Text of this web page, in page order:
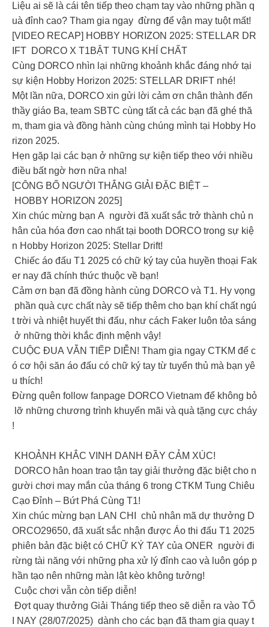
Liệu ai sẽ là cái tên tiếp theo chạm tay vào những phần q
uà đỉnh cao? Tham gia ngay đừng để vận may tuột mất!
[VIDEO RECAP] HOBBY HORIZON 2025: STELLAR DR
IFT DORCO X T1BẬT TUNG KHÍ CHẤT
Cùng DORCO nhìn lại những khoảnh khắc đáng nhớ tại
sự kiện Hobby Horizon 2025: STELLAR DRIFT nhé!
Một lần nữa, DORCO xin gửi lời cảm ơn chân thành đến
thầy giáo Ba, team SBTC cùng tất cả các bạn đã ghé thă
m, tham gia và đồng hành cùng chúng mình tại Hobby Ho
rizon 2025.
Hẹn gặp lại các bạn ở những sự kiện tiếp theo với nhiều
điều bất ngờ hơn nữa nha!
[CÔNG BỐ NGƯỜI THẮNG GIẢI ĐẶC BIỆT –
HOBBY HORIZON 2025]
Xin chúc mừng bạn A người đã xuất sắc trở thành chủ n
hân của hóa đơn cao nhất tại booth DORCO trong sự kiệ
n Hobby Horizon 2025: Stellar Drift!
Chiếc áo đấu T1 2025 có chữ ký tay của huyền thoại Fak
er nay đã chính thức thuộc về bạn!
Cảm ơn bạn đã đồng hành cùng DORCO và T1. Hy vọng
phần quà cực chất này sẽ tiếp thêm cho bạn khí chất ngú
t trời và nhiệt huyết thi đấu, như cách Faker luôn tỏa sáng
ở những thời khắc định mệnh vậy!
CUỘC ĐUA VẪN TIẾP DIỄN! Tham gia ngay CTKM để c
ó cơ hội săn áo đấu có chữ ký tay từ tuyển thủ mà bạn yê
u thích!
Đừng quên follow fanpage DORCO Vietnam để không bỏ
lỡ những chương trình khuyến mãi và quà tặng cực cháy
!
KHOẢNH KHẮC VINH DANH ĐẦY CẢM XÚC!
DORCO hân hoan trao tận tay giải thưởng đặc biệt cho n
gười chơi may mắn của tháng 6 trong CTKM Tung Chiêu
Cạo Đỉnh – Bứt Phá Cùng T1!
Xin chúc mừng bạn LAN CHI chủ nhân mã dự thưởng D
ORCO29650, đã xuất sắc nhận được Áo thi đấu T1 2025
phiên bản đặc biệt có CHỮ KÝ TAY của ONER người đi
rừng tài năng với những pha xử lý đỉnh cao và luôn góp p
hần tạo nên những màn lật kèo không tưởng!
Cuộc chơi vẫn còn tiếp diễn!
Đợt quay thưởng Giải Tháng tiếp theo sẽ diễn ra vào TỐ
I NAY (28/07/2025) dành cho các bạn đã tham gia quay t